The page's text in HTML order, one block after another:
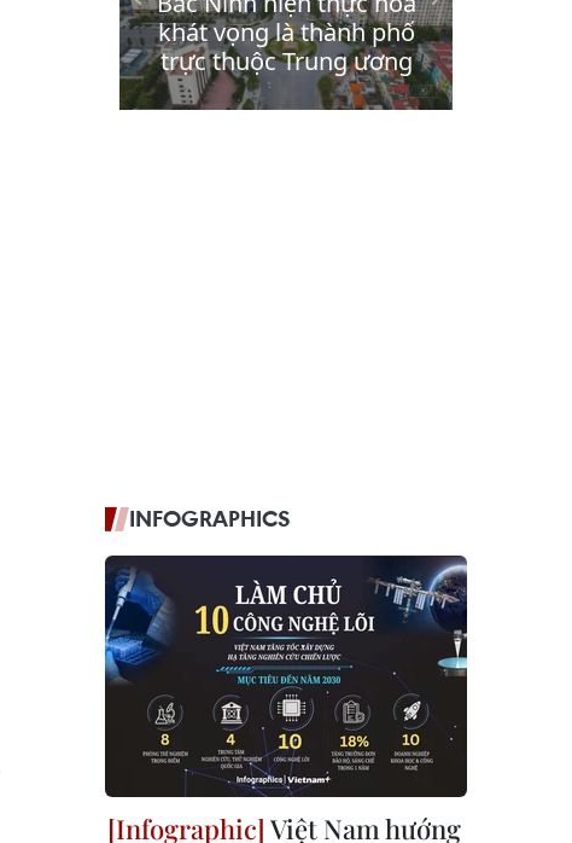
INFOGRAPHICS
Việt Nam hướng